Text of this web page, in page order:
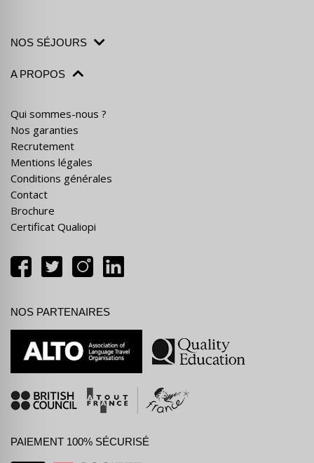
NOS SÉJOURS
A PROPOS
Qui sommes-nous ?
Nos garanties
Recrutement
Mentions légales
Conditions générales
Contact
Brochure
Certificat Qualiopi
NOS PARTENAIRES
PAIEMENT 100% SÉCURISÉ